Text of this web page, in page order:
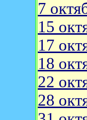
7
15
17
18
22
28